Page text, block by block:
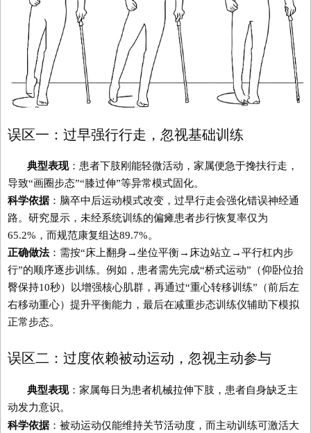
误区一：过早强行行走，忽视基础训练
典型表现：患者下肢刚能轻微活动，家属便急于搀扶行走，
导致“画圈步态”“膝过伸”等异常模式固化。
科学依据 ：脑卒中后运动模式改变，过早行走会强化错误神经通
路。研究显示，未经系统训练的偏瘫患者步行恢复率仅为
65.2%，而规范康复组达89.7%。
正确做法：需按“床上翻身→坐位平衡→床边站立→平行杠内步
行”的顺序逐步训练。例如，患者需先完成“桥式运动”（仰卧位抬
臀保持10秒）以增强核心肌群，再通过“重心转移训练”（前后左
右移动重心）提升平衡能力，最后在减重步态训练仪辅助下模拟
正常步态。
误区二：过度依赖被动运动，忽视主动参与
典型表现：家属每日为患者机械拉伸下肢，患者自身缺乏主
动发力意识。
科学依据 ：被动运动仅能维持关节活动度，而主动训练可激活大